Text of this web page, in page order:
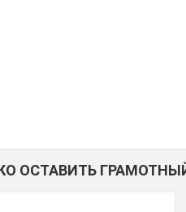
ОСТАВИТЬ